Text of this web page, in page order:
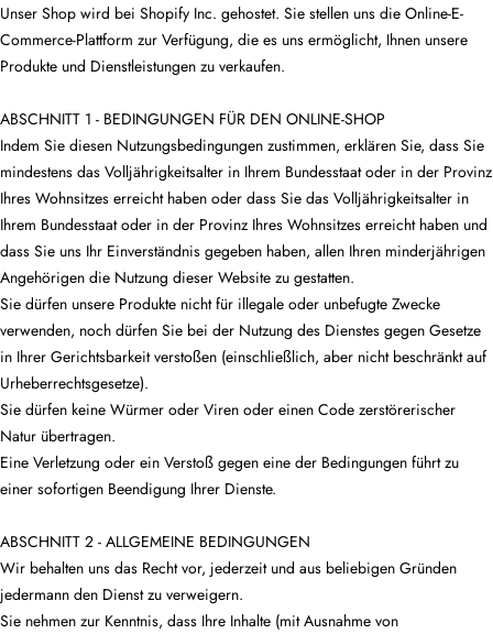
Unser Shop wird bei Shopify Inc. gehostet. Sie stellen uns die Online-E-
Commerce-Plattform zur Verfügung, die es uns ermöglicht, Ihnen unsere
Produkte und Dienstleistungen zu verkaufen.
ABSCHNITT 1 - BEDINGUNGEN FÜR DEN ONLINE-SHOP
Indem Sie diesen Nutzungsbedingungen zustimmen, erklären Sie, dass Sie
mindestens das Volljährigkeitsalter in Ihrem Bundesstaat oder in der Provinz
Ihres Wohnsitzes erreicht haben oder dass Sie das Volljährigkeitsalter in
Ihrem Bundesstaat oder in der Provinz Ihres Wohnsitzes erreicht haben und
dass Sie uns Ihr Einverständnis gegeben haben, allen Ihren minderjährigen
Angehörigen die Nutzung dieser Website zu gestatten.
Sie dürfen unsere Produkte nicht für illegale oder unbefugte Zwecke
verwenden, noch dürfen Sie bei der Nutzung des Dienstes gegen Gesetze
in Ihrer Gerichtsbarkeit verstoßen (einschließlich, aber nicht beschränkt auf
Urheberrechtsgesetze).
Sie dürfen keine Würmer oder Viren oder einen Code zerstörerischer
Natur übertragen.
Eine Verletzung oder ein Verstoß gegen eine der Bedingungen führt zu
einer sofortigen Beendigung Ihrer Dienste.
ABSCHNITT 2 - ALLGEMEINE BEDINGUNGEN
Wir behalten uns das Recht vor, jederzeit und aus beliebigen Gründen
jedermann den Dienst zu verweigern.
Sie nehmen zur Kenntnis, dass Ihre Inhalte (mit Ausnahme von